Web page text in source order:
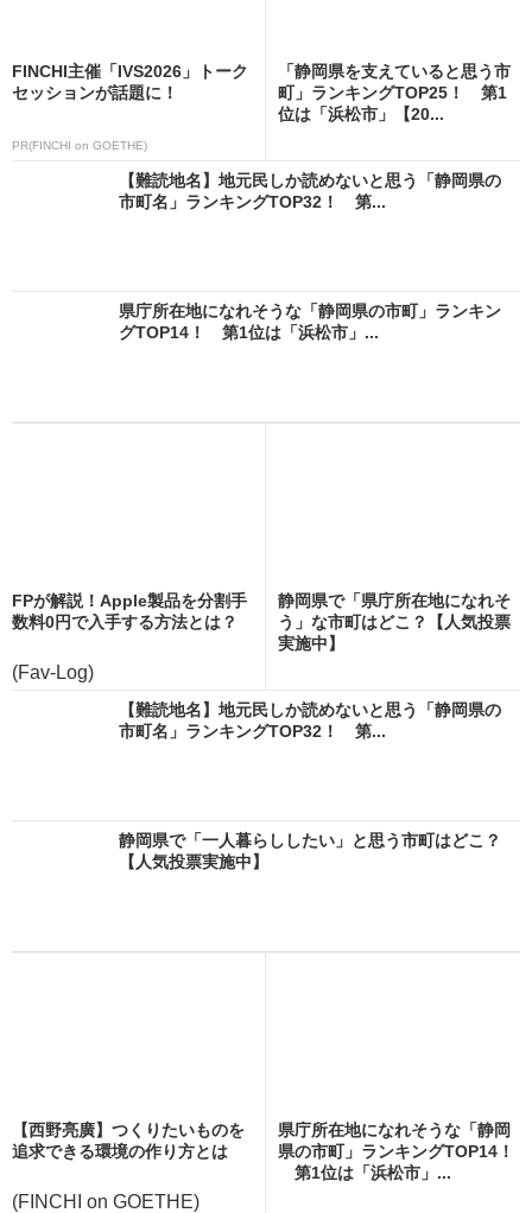
FINCHI主催「IVS2026」トーク
セッションが話題に！
PR(FINCHI on GOETHE)
「静岡県を支えていると思う市
町」ランキングTOP25！ 第1
位は「浜松市」【20...
【難読地名】地元民しか読めないと思う「静岡県の
市町名」ランキングTOP32！ 第...
県庁所在地になれそうな「静岡県の市町」ランキン
グTOP14！ 第1位は「浜松市」...
FPが解説！Apple製品を分割手
数料0円で入手する方法とは？
(Fav-Log)
静岡県で「県庁所在地になれそ
う」な市町はどこ？【人気投票
実施中】
【難読地名】地元民しか読めないと思う「静岡県の
市町名」ランキングTOP32！ 第...
静岡県で「一人暮らししたい」と思う市町はどこ？
【人気投票実施中】
【西野亮廣】つくりたいものを
追求できる環境の作り方とは
(FINCHI on GOETHE)
県庁所在地になれそうな「静岡
県の市町」ランキングTOP14！
第1位は「浜松市」...